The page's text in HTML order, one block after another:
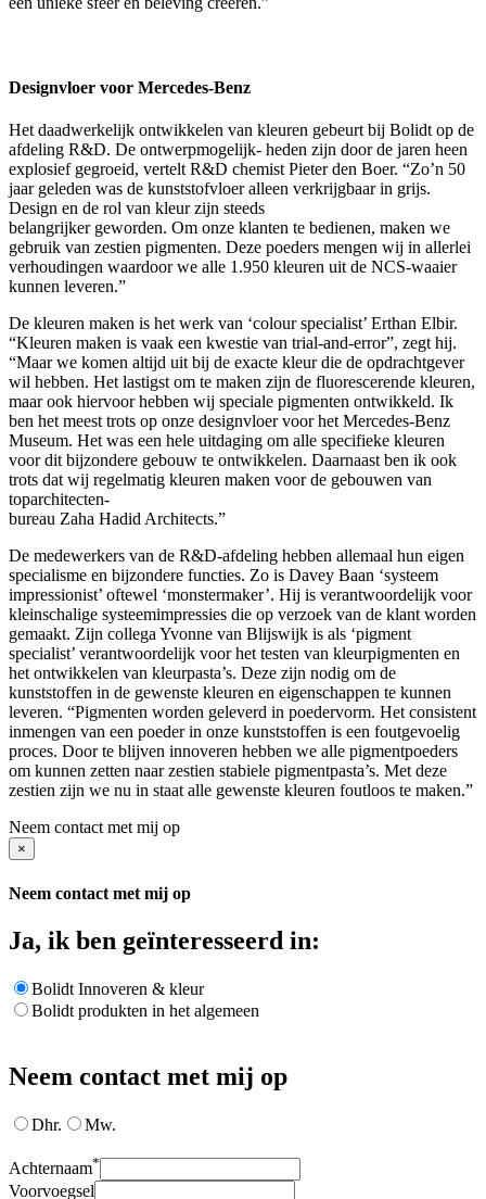
Designvloer voor Mercedes-Benz
Het daadwerkelijk ontwikkelen van kleuren gebeurt bij Bolidt op de
afdeling R&D. De ontwerpmogelijk- heden zijn door de jaren heen
explosief gegroeid, vertelt R&D chemist Pieter den Boer. “Zo’n 50
jaar geleden was de kunststofvloer alleen verkrijgbaar in grijs.
Design en de rol van kleur zijn steeds
belangrijker geworden. Om onze klanten te bedienen, maken we
gebruik van zestien pigmenten. Deze poeders mengen wij in allerlei
verhoudingen waardoor we alle 1.950 kleuren uit de NCS-waaier
kunnen leveren.”
De kleuren maken is het werk van ‘colour specialist’ Erthan Elbir.
“Kleuren maken is vaak een kwestie van trial-and-error”, zegt hij.
“Maar we komen altijd uit bij de exacte kleur die de opdrachtgever
wil hebben. Het lastigst om te maken zijn de fluorescerende kleuren,
maar ook hiervoor hebben wij speciale pigmenten ontwikkeld. Ik
ben het meest trots op onze designvloer voor het Mercedes-Benz
Museum. Het was een hele uitdaging om alle specifieke kleuren
voor dit bijzondere gebouw te ontwikkelen. Daarnaast ben ik ook
trots dat wij regelmatig kleuren maken voor de gebouwen van
toparchitecten-
bureau Zaha Hadid Architects.”
De medewerkers van de R&D-afdeling hebben allemaal hun eigen
specialisme en bijzondere functies. Zo is Davey Baan ‘systeem
impressionist’ oftewel ‘monstermaker’. Hij is verantwoordelijk voor
kleinschalige systeemimpressies die op verzoek van de klant worden
gemaakt. Zijn collega Yvonne van Blijswijk is als ‘pigment
specialist’ verantwoordelijk voor het testen van kleurpigmenten en
het ontwikkelen van kleurpasta’s. Deze zijn nodig om de
kunststoffen in de gewenste kleuren en eigenschappen te kunnen
leveren. “Pigmenten worden geleverd in poedervorm. Het consistent
inmengen van een poeder in onze kunststoffen is een foutgevoelig
proces. Door te blijven innoveren hebben we alle pigmentpoeders
om kunnen zetten naar zestien stabiele pigmentpasta’s. Met deze
zestien zijn we nu in staat alle gewenste kleuren foutloos te maken.”
Neem contact met mij op
×
Neem contact met mij op
Ja, ik ben geïnteresseerd in:
Bolidt Innoveren & kleur
Bolidt produkten in het algemeen
Neem contact met mij op
Dhr. Mw.
Achternaam*
Voorvoegsel